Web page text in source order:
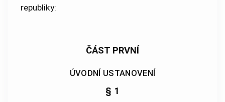
republiky:
ČÁST PRVNÍ
ÚVODNÍ USTANOVENÍ
§ 1